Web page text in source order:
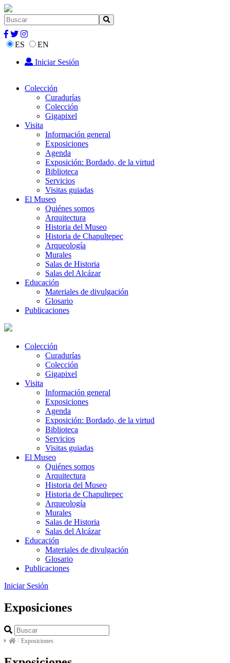
ES
EN
Iniciar Sesión
Colección
Curadurías
Colección
Gigapixel
Visita
Información general
Exposiciones
Agenda
Exposición: Bordado, de la virtud
Biblioteca
Servicios
Visitas guiadas
El Museo
Quiénes somos
Arquitectura
Historia del Museo
Historia de Chapultepec
Arqueología
Murales
Salas de Historia
Salas del Alcázar
Educación
Materiales de divulgación
Glosario
Publicaciones
Colección
Curadurías
Colección
Gigapixel
Visita
Información general
Exposiciones
Agenda
Exposición: Bordado, de la virtud
Biblioteca
Servicios
Visitas guiadas
El Museo
Quiénes somos
Arquitectura
Historia del Museo
Historia de Chapultepec
Arqueología
Murales
Salas de Historia
Salas del Alcázar
Educación
Materiales de divulgación
Glosario
Publicaciones
Iniciar Sesión
Exposiciones
/ Exposiciones